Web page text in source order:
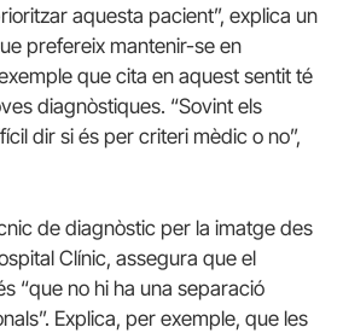
aquesta pacient”, explica un
prefereix mantenir-se en
que cita en aquest sentit té
diagnòstiques. “Sovint els
dir si és per criteri mèdic o no”,
de diagnòstic per la imatge des
Clínic, assegura que el
“que no hi ha una separació
Explica, per exemple, que les